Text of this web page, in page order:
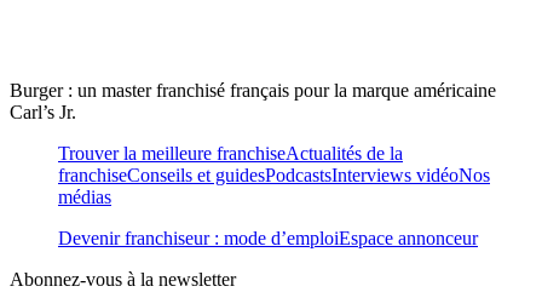
Burger : un master franchisé français pour la marque américaine
Carl’s Jr.
Trouver la meilleure franchiseActualités de la
franchiseConseils et guidesPodcastsInterviews vidéoNos
médias
Devenir franchiseur : mode d’emploiEspace annonceur
Abonnez-vous à la newsletter